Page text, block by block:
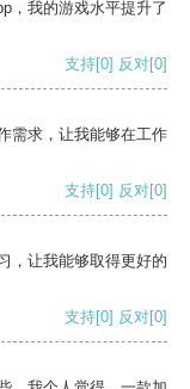
，我的游戏水平提升了
支持[0] 反对[0]
需求，让我能够在工作
支持[0] 反对[0]
，让我能够取得更好的
支持[0] 反对[0]